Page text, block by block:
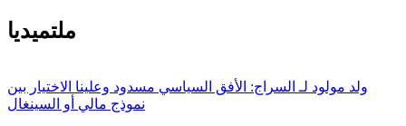
ملتميديا
ولد مولود لـ السراج: الأفق السياسي مسدود وعلينا الاختيار بين
نموذج مالي أو السينغال